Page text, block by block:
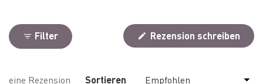
Filter Rezension schreiben
eine Rezension Sortieren
Wird geladen...